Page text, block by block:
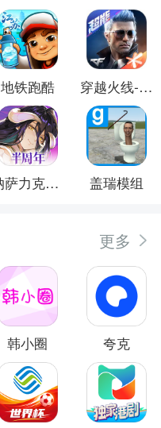
地铁跑酷 穿越火线-枪战王者
纳萨力克之王 盖瑞模组
更多
韩小圈 夸克